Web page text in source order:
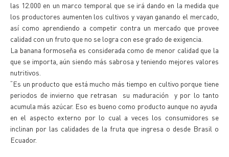
las 12.000 en un marco temporal que se irá dando en la medida que
los productores aumenten los cultivos y vayan ganando el mercado,
así como aprendiendo a competir contra un mercado que provee
calidad con un fruto que no se logra con ese grado de exigencia.
La banana formoseña es considerada como de menor calidad que la
que se importa, aún siendo más sabrosa y teniendo mejores valores
nutritivos.
“Es un producto que está mucho más tiempo en cultivo porque tiene
periodos de invierno que retrasan su maduración y por lo tanto
acumula más azúcar. Eso es bueno como producto aunque no ayuda
en el aspecto externo por lo cual a veces los consumidores se
inclinan por las calidades de la fruta que ingresa o desde Brasil o
Ecuador.